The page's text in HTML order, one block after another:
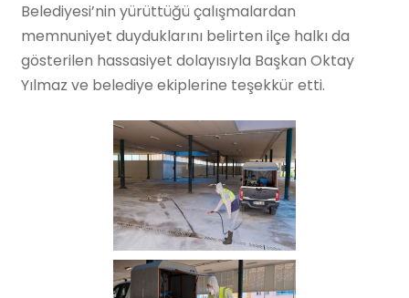
Belediyesi’nin yürüttüğü çalışmalardan
memnuniyet duyduklarını belirten ilçe halkı da
gösterilen hassasiyet dolayısıyla Başkan Oktay
Yılmaz ve belediye ekiplerine teşekkür etti.